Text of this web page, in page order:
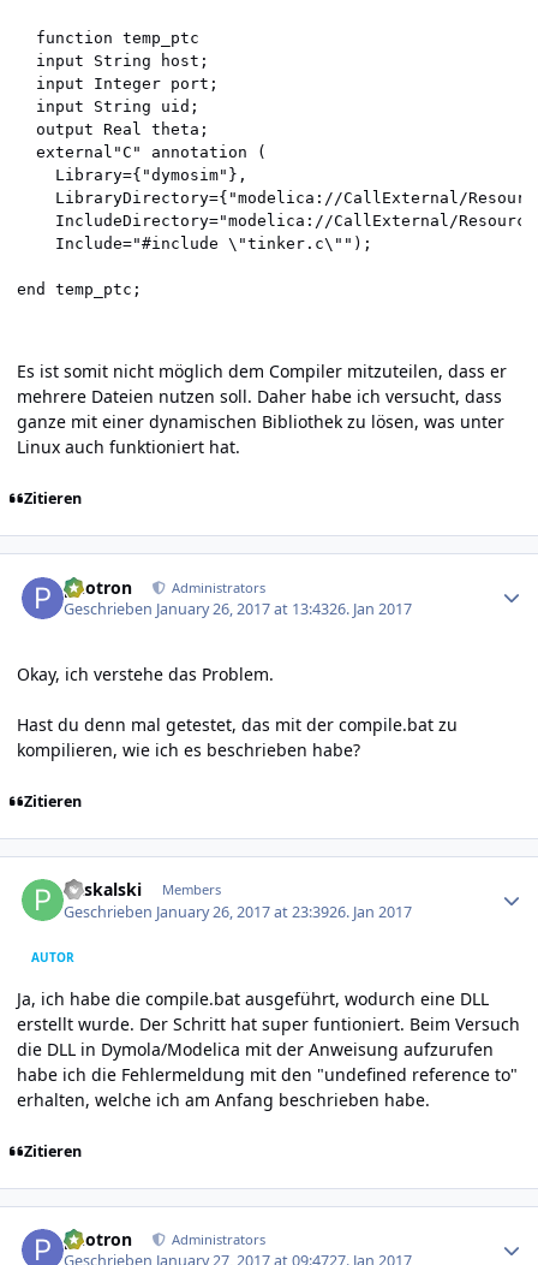
function temp_ptc
input String host;
input Integer port;
input String uid;
output Real theta;
external"C" annotation (
Library={"dymosim"},
LibraryDirectory={"modelica://CallExternal/
IncludeDirectory="modelica://CallExternal/
Include="#include \"tinker.c\"");
Es ist somit nicht möglich dem Compiler mitzuteilen, dass er
mehrere Dateien nutzen soll. Daher habe ich versucht, dass
ganze mit einer dynamischen Bibliothek zu lösen, was unter
Linux auch funktioniert hat.
Zitieren
photron Administrators
Geschrieben January 26, 2017 at 13:4326. Jan 2017
Okay, ich verstehe das Problem.
Hast du denn mal getestet, das mit der compile.bat zu
kompilieren, wie ich es beschrieben habe?
Zitieren
Paskalski Members
Geschrieben January 26, 2017 at 23:3926. Jan 2017
AUTOR
Ja, ich habe die compile.bat ausgeführt, wodurch eine DLL
erstellt wurde. Der Schritt hat super funtioniert. Beim Versuch
die DLL in Dymola/Modelica mit der Anweisung aufzurufen
habe ich die Fehlermeldung mit den "undefined reference to"
erhalten, welche ich am Anfang beschrieben habe.
Zitieren
photron Administrators